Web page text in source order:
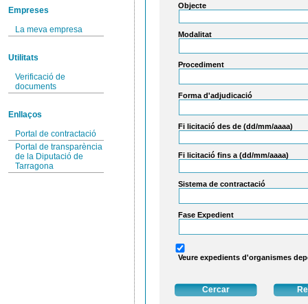
Empreses
La meva empresa
Utilitats
Verificació de
documents
Enllaços
Portal de contractació
Portal de transparència
de la Diputació de
Tarragona
Objecte
Modalitat
Procediment
Forma d'adjudicació
Fi licitació des de (dd/mm/aaaa)
Fi licitació fins a (dd/mm/aaaa)
Sistema de contractació
Fase Expedient
Veure expedients d'organismes